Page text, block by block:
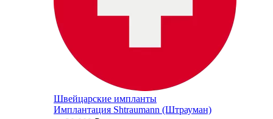
Швейцарские импланты
Имплантация Shtraumann (Штрауман)